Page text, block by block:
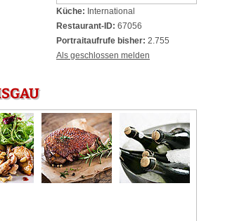
Küche: International
Restaurant-ID: 67056
Portraitaufrufe bisher: 2.755
Als geschlossen melden